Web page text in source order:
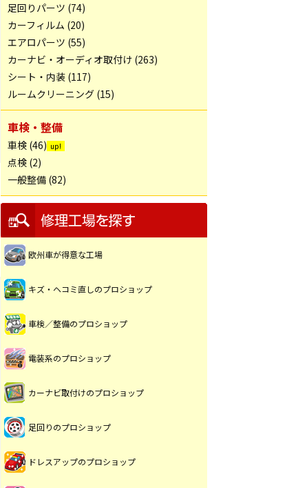
足回りパーツ (74)
カーフィルム (20)
エアロパーツ (55)
カーナビ・オーディオ取付け (263)
シート・内装 (117)
ルームクリーニング (15)
車検・整備
車検 (46)
点検 (2)
一般整備 (82)
欧州車が得意な工場
キズ・ヘコミ直しのプロショップ
車検／整備のプロショップ
電装系のプロショップ
カーナビ取付けのプロショップ
足回りのプロショップ
ドレスアップのプロショップ